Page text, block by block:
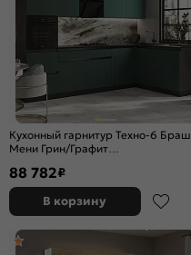
Кухонный гарнитур Техно-6 Браш
Мени Грин/Графит
темный)
88 782₽
В корзину